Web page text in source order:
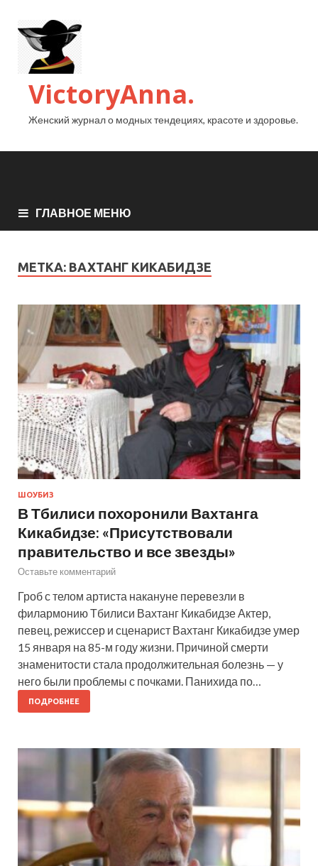
VictoryAnna.
Женский журнал о модных тендециях, красоте и здоровье.
ГЛАВНОЕ МЕНЮ
МЕТКА: ВАХТАНГ КИКАБИДЗЕ
ШОУБИЗ
В Тбилиси похоронили Вахтанга
Кикабидзе: «Присутствовали
правительство и все звезды»
Оставьте комментарий
Гроб с телом артиста накануне перевезли в
филармонию Тбилиси Вахтанг Кикабидзе Актер,
певец, режиссер и сценарист Вахтанг Кикабидзе умер
15 января на 85-м году жизни. Причиной смерти
знаменитости стала продолжительная болезнь — у
него были проблемы с почками. Панихида по…
ПОДРОБНЕЕ